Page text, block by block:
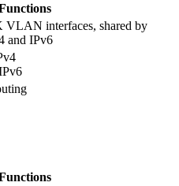
VLAN interfaces, shared by
and IPv6